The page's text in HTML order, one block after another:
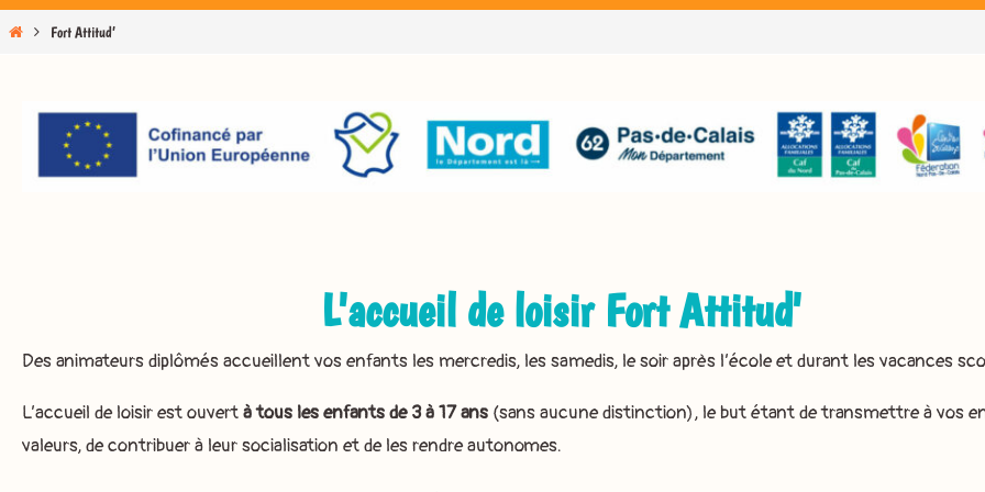
HomeFort Attitud’
L'accueil de loisir Fort Attitud'
Des animateurs diplômés accueillent vos enfants les mercredis, les samedis, le soir après l’école et durant les vacances
L’accueil de loisir est ouvertà tous les enfants de 3 à 17 ans (sans aucune distinction), le but étant de transmettre à vos
valeurs, de contribuer à leur socialisation et de les rendre autonomes.